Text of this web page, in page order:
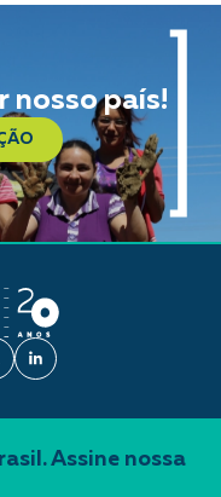
nosso país!
Assine nossa